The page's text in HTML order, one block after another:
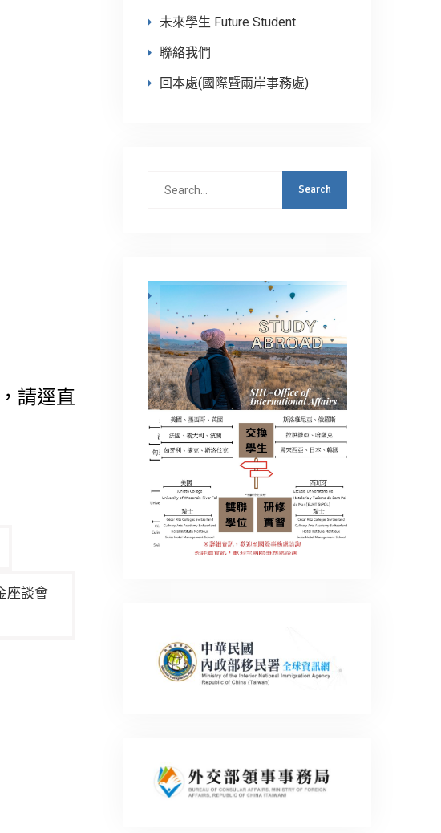
請逕直
座談會
未來學生 Future Student
聯絡我們
回本處(國際暨兩岸事務處)
Search